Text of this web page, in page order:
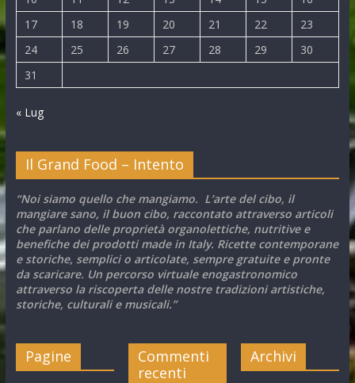
17
18 19 20 21 22
23
24
25 26 27 28 29
30
31
« Lug
Il Grand Food – Intento
“Noi siamo quello che mangiamo. L’arte del cibo, il
mangiare sano, il buon cibo, raccontato attraverso articoli
che parlano delle proprietà organolettiche, nutritive e
benefiche dei prodotti made in Italy. Ricette contemporane
e storiche, semplici o articolate, sempre gratuite e pronte
da scaricare. Un percorso virtuale enogastronomico
attraverso la riscoperta delle nostre tradizioni artistiche,
storiche, culturali e musicali.”
Pagine
Commenti
recenti
Archivi